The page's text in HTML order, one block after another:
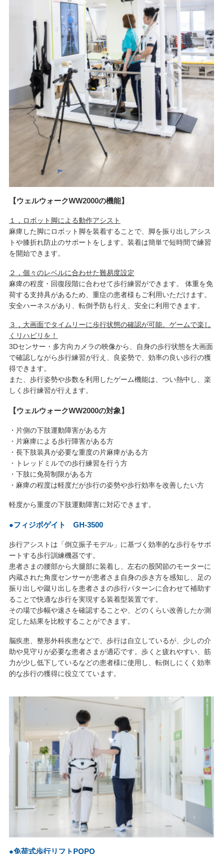
【ウェルウォークWW2000の機能】
１，ロボット脚による動作アシスト
麻痺した脚にロボット脚を装着することで、脚を振り出しアシス
トや膝折れ防止のサポートをします。装着は簡単で短時間で練習
を開始できます。
２，個々のレベルに合わせた難易度設定
麻痺の程度・回復段階に合わせて歩行練習ができます。 体重を免
荷する支持具があるため、重症の患者様もご利用いただけます。
安全ハーネスがあり、転倒予防も行え、安全に利用できます。
３，大画面でタイムリーに歩行状態の確認が可能。ゲームで楽し
くリハビリを！
3Dセンサー・多方向カメラの映像から、自身の歩行状態を大画面
で確認しながら歩行練習が行え、良姿勢で、効率の良い歩行の獲
得できます。
また、歩行姿勢や歩数を利用したゲーム機能は、つい熱中し、楽
しく歩行練習が行えます。
【ウェルウォークWW2000の対象】
・片側の下肢運動障害がある方
・片麻痺による歩行障害がある方
・長下肢装具が必要な重度の片麻痺がある方
・トレッドミルでの歩行練習を行う方
・下肢に免荷制限がある方
・麻痺の程度は軽度だが歩行の姿勢や歩行効率を改善したい方
軽度から重度の下肢運動障害に対応できます。
●フィジボゲイト GH-3500
歩行アシストは「倒立振子モデル」に基づく効率的な歩行をサポ
ートする歩行訓練機器です。
患者さまの腰部から大腿部に装着し、左右の股関節のモーターに
内蔵された角度センサーが患者さま自身の歩き方を感知し、足の
振り出しや蹴り出しを患者さまの歩行パターンに合わせて補助す
ることで快適な歩行を実現する装着型装置です。
その場で歩幅や速さを確認することや、どのくらい改善したか測
定した結果を比較することができます。
脳疾患、整形外科疾患などで、歩行は自立しているが、少しの介
助や見守りが必要な患者さまが適応です。歩くと疲れやすい、筋
力が少し低下しているなどの患者様に使用し、転倒しにくく効率
的な歩行の獲得に役立てています。
●免荷式歩行リフトPOPO